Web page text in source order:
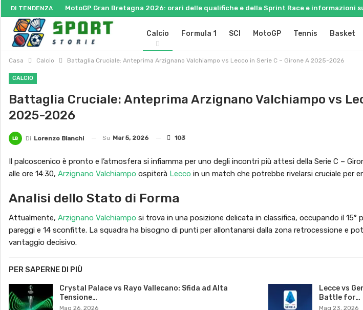
DI TENDENZA MotoGP Gran Bretagna 2026: orari delle qualifiche e della Sprint Race e informazioni
Calcio Formula 1 SCI MotoGP Tennis Basket
Casa Calcio Battaglia Cruciale: Anteprima Arzignano Valchiampo vs Lecco in Serie C – Girone A 2025-2026
CALCIO
Battaglia Cruciale: Anteprima Arzignano Valchiampo vs
2025-2026
Di Lorenzo Bianchi Su Mar 5, 2026 103
Il palcoscenico è pronto e l’atmosfera si infiamma per uno degli incontri più attesi della Serie C –
alle ore 14:30, Arzignano Valchiampo ospiterà Lecco in un match che potrebbe rivelarsi cruciale per
Analisi dello Stato di Forma
Attualmente, Arzignano Valchiampo si trova in una posizione delicata in classifica, occupando il
pareggi e 14 sconfitte. La squadra ha bisogno di punti per allontanarsi dalla zona retrocessione e
vantaggio decisivo.
PER SAPERNE DI PIÙ
Crystal Palace vs Rayo Vallecano: Sfida ad Alta
Tensione…
Mag 26, 2026
Lecce vs
Battle for…
Mag 23, 2026